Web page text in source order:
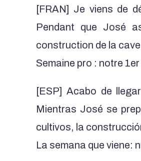
[FRAN] Je viens de
Pendant que José
construction de la
Semaine pro : notre
[ESP] Acabo de
Mientras José se
cultivos, la
La semana que viene: